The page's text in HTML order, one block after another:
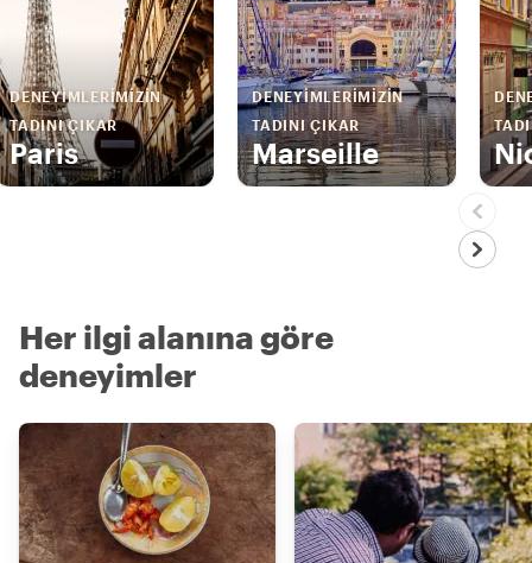
DENEYIMLERIMIZIN
TADINI ÇIKAR
Paris
DENEYIMLERIMIZIN
TADINI ÇIKAR
Marseille
Her ilgi alanına göre
deneyimler